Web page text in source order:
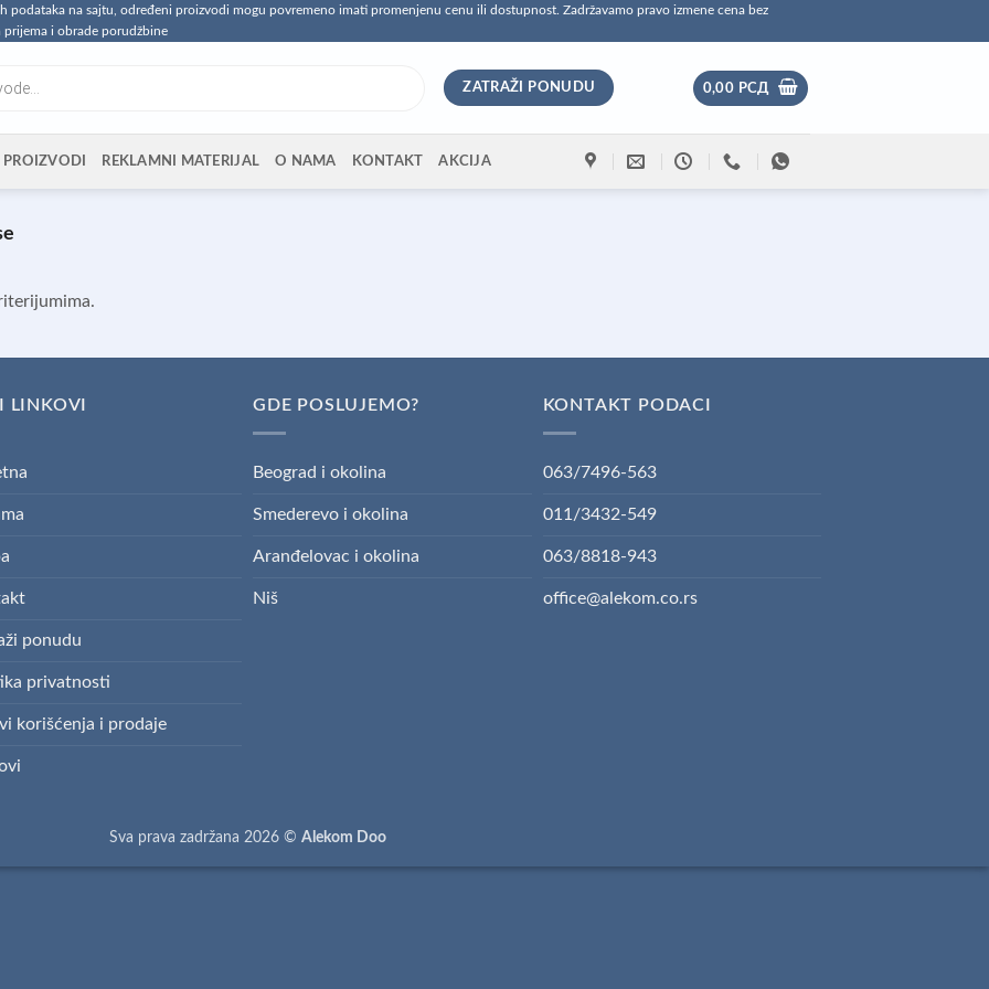
na sajtu, određeni proizvodi mogu povremeno imati promenjenu cenu ili dostupnost. Zadržavamo pravo izmene cena bez
i obrade porudžbine
ZATRAŽI PONUDU 0,00 РСД
PROIZVODI REKLAMNI MATERIJAL O NAMA KONTAKT AKCIJA
LINKOVI
ponudu
privatnosti
korišćenja i prodaje
GDE POSLUJEMO?
Beograd i okolina
Smederevo i okolina
Aranđelovac i okolina
Niš
KONTAKT PODACI
063/7496-563
011/3432-549
063/8818-943
office@alekom.co.rs
Sva prava zadržana 2026 © Alekom Doo